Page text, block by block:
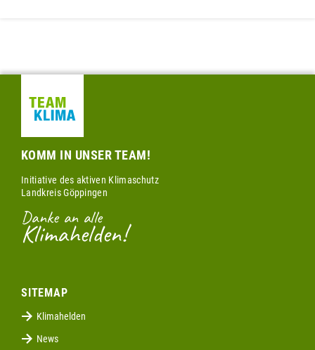
KOMM IN UNSER TEAM!
Initiative des aktiven Klimaschutz
Landkreis Göppingen
Danke an alle
Klimahelden!
SITEMAP
Klimahelden
News